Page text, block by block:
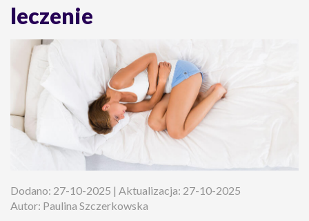
leczenie
Dodano: 27-10-2025 | Aktualizacja: 27-10-2025
Autor: Paulina Szczerkowska